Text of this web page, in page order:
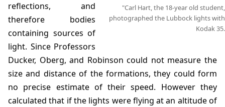
"Carl Hart, the 18-year old student,
photographed the Lubbock lights with
Kodak 35.
reflections, and
therefore bodies
containing sources of
light. Since Professors
Ducker, Oberg, and Robinson could not measure the
size and distance of the formations, they could form
no precise estimate of their speed. However they
calculated that if the lights were flying at an altitude of